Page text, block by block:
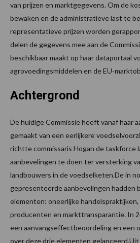
van prijzen en marktgegevens. Om de
bewaken en de administratieve last te
representatieve prijzen worden
delen de gegevens mee aan de
beschikbaar maakt op haar dataportaal
agrovoedingsmiddelen en de EU-
Achtergrond
De huidige Commissie heeft vanaf haar
gemaakt van een eerlijkere
richtte commissaris Hogan de taskforce
aanbevelingen te doen ter versterking
landbouwers in de voedselketen.De in
gepresenteerde aanbevelingen hadden
elementen: oneerlijke
producenten en markttransparantie. In
een aanvangseffectbeoordeling en een
over deze drie elementen